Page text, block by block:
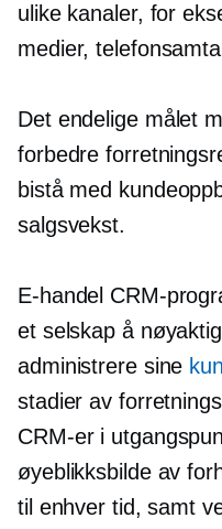
ulike kanaler, for
medier,
Det endelige målet
forbedre
bistå med
salgsvekst.
E-handel CRM-
et selskap å
administrere sine
stadier av
CRM-er i
øyeblikksbilde av
til enhver tid, samt